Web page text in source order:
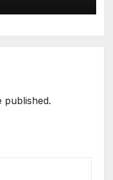
published.